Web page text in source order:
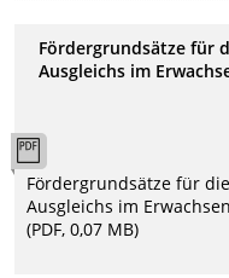
Fördergrundsätze für
Ausgleichs im
Fördergrundsätze für
Ausgleichs im
(PDF, 0,07 MB)